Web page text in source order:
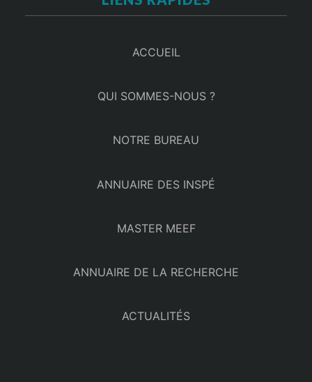
ACCUEIL
QUI SOMMES-NOUS ?
NOTRE BUREAU
ANNUAIRE DES INSPÉ
MASTER MEEF
ANNUAIRE DE LA RECHERCHE
ACTUALITÉS